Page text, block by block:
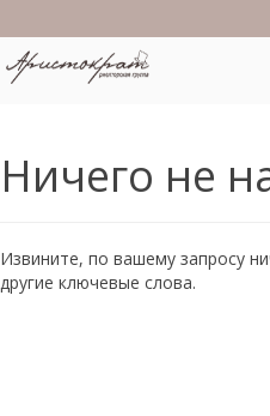
Ничего не
Извините, по вашему запросу
другие ключевые слова.